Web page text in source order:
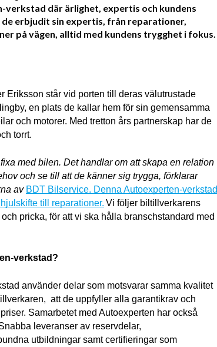
verkstad där ärlighet, expertis och kundens
erbjudit sin expertis, från reparationer,
på vägen, alltid med kundens trygghet i fokus.
Eriksson står vid porten till deras välutrustade
en plats de kallar hem för sin gemensamma
och motorer. Med tretton års partnerskap har de
torrt.
med bilen. Det handlar om att skapa en relation
och se till att de känner sig trygga, förklarar
av BDT Bilservice. Denna Autoexperten-verkstad
till reparationer. Vi följer biltillverkarens
pricka, för att vi ska hålla branschstandard med
verkstad?
använder delar som motsvarar samma kvalitet
att de uppfyller alla garantikrav och
Samarbetet med Autoexperten har också
leveranser av reservdelar,
utbildningar samt certifieringar som